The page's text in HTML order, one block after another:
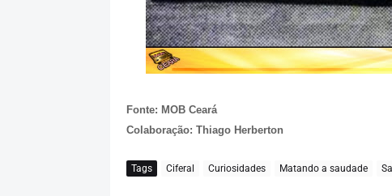
Fonte: MOB Ceará
Colaboração: Thiago Herberton
Tags Ciferal Curiosidades Matando a saudade